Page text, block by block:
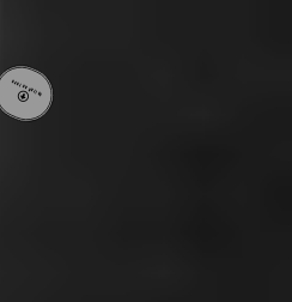
VOLTAR AO TOPO